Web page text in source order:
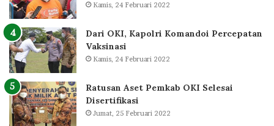
Kamis, 24 Februari 2022
Dari OKI, Kapolri Komandoi Percepatan
Vaksinasi
Kamis, 24 Februari 2022
Ratusan Aset Pemkab OKI Selesai
Disertifikasi
Jumat, 25 Februari 2022